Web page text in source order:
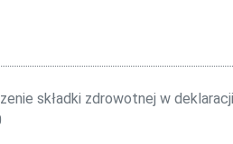
składki zdrowotnej w